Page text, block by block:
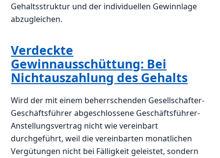
Gehaltsstruktur und der individuellen Gewinnlage
abzugleichen.
Verdeckte
Gewinnausschüttung: Bei
Nichtauszahlung des Gehalts
Wird der mit einem beherrschenden Gesellschafter-
Geschäftsführer abgeschlossene Geschäftsführer-
Anstellungsvertrag nicht wie vereinbart
durchgeführt, weil die vereinbarten monatlichen
Vergütungen nicht bei Fälligkeit geleistet, sondern